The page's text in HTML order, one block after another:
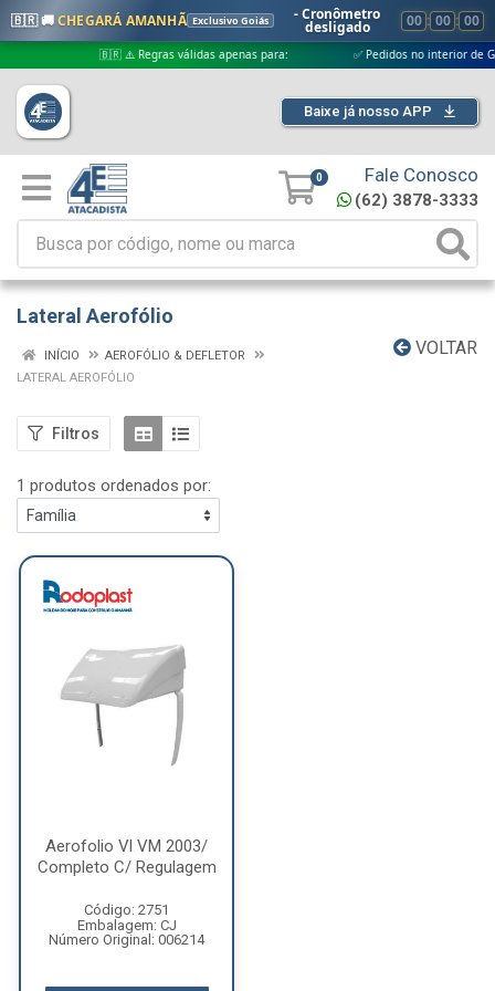
🇧🇷 🚚CHEGARÁ AMANHÃ Exclusivo Goiás - Cronômetro
desligado 00 : 00 : 00
🇧🇷 ⚠️ Regras válidas apenas para: ✅ Pedidos no interior de Goiás
Baixe já nosso APP
0 Fale Conosco
(62) 3878-3333
Lateral Aerofólio
VOLTAR
INÍCIO
AEROFÓLIO & DEFLETOR
LATERAL AEROFÓLIO
Filtros
1 produtos ordenados por:
Aerofolio Vl VM 2003/
Completo C/ Regulagem
Código: 2751
Embalagem: CJ
Número Original: 006214